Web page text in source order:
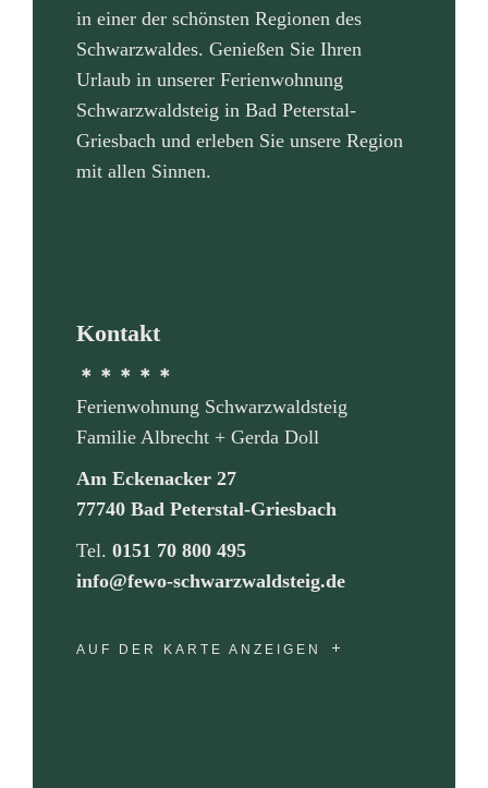
in einer der schönsten Regionen des
Schwarzwaldes. Genießen Sie Ihren
Urlaub in unserer Ferienwohnung
Schwarzwaldsteig in Bad Peterstal-
Griesbach und erleben Sie unsere Region
mit allen Sinnen.
Kontakt
＊＊＊＊＊
Ferienwohnung Schwarzwaldsteig
Familie Albrecht + Gerda Doll
Am Eckenacker 27
77740 Bad Peterstal-Griesbach
Tel. 0151 70 800 495
info@fewo-schwarzwaldsteig.de
AUF DER KARTE ANZEIGEN